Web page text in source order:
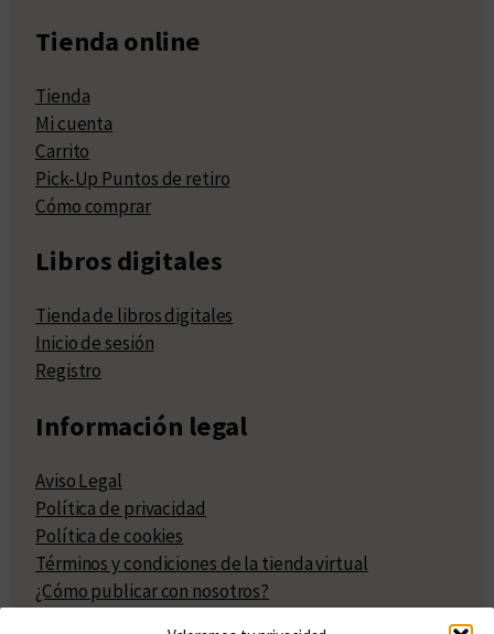
Tienda online
Tienda
Mi cuenta
Carrito
Pick-Up Puntos de retiro
Cómo comprar
Libros digitales
Tienda de libros digitales
Inicio de sesión
Registro
Información legal
Aviso Legal
Política de privacidad
Política de cookies
Términos y condiciones de la tienda virtual
¿Cómo publicar con nosotros?